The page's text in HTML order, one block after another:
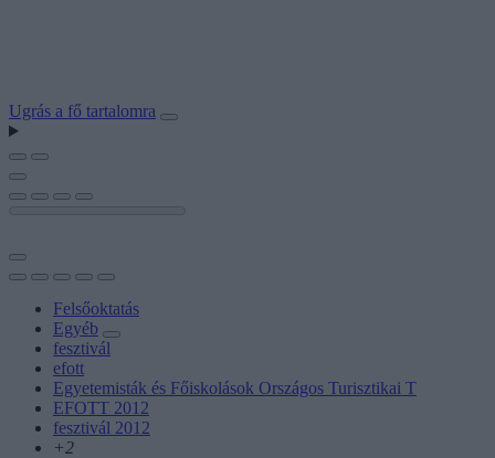
Ugrás a fő tartalomra
Felsőoktatás
Egyéb
fesztivál
efott
Egyetemisták és Főiskolások Országos Turisztikai T
EFOTT 2012
fesztivál 2012
+2